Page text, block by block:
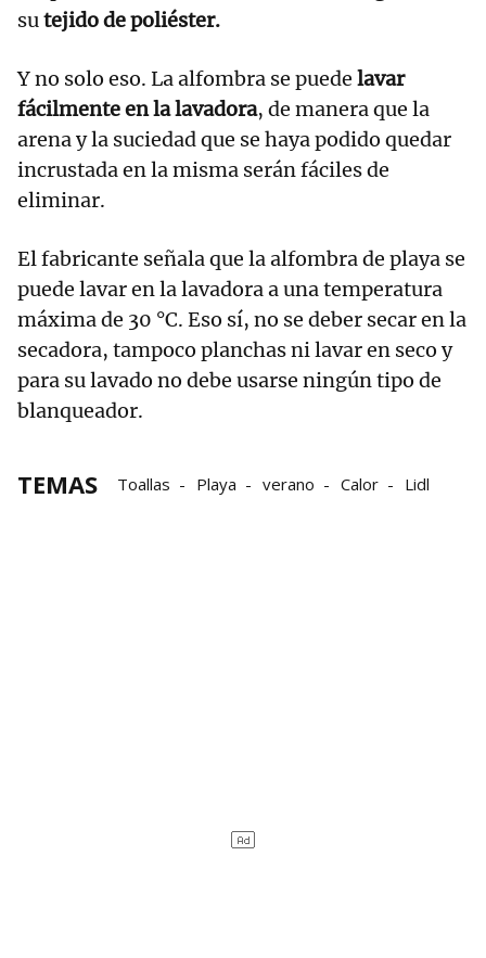
sutejido de poliéster.
Y no solo eso. La alfombra se puede lavar
fácilmente en la lavadora, de manera que la
arena y la suciedad que se haya podido quedar
incrustada en la misma serán fáciles de
eliminar.
El fabricante señala que la alfombra de playa se
puede lavar en la lavadora a una temperatura
máxima de 30 °C. Eso sí, no se deber secar en la
secadora, tampoco planchas ni lavar en seco y
para su lavado no debe usarse ningún tipo de
blanqueador.
TEMAS Toallas Playa verano Calor Lidl